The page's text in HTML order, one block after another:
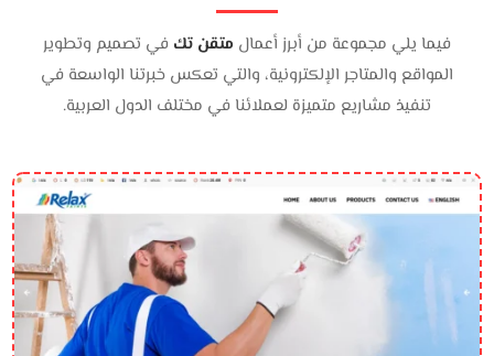
فيما يلي مجموعة من أبرز أعمال متقن تك في تصميم وتطوير
المواقع والمتاجر الإلكترونية، والتي تعكس خبرتنا الواسعة في
تنفيذ مشاريع متميزة لعملائنا في مختلف الدول العربية.